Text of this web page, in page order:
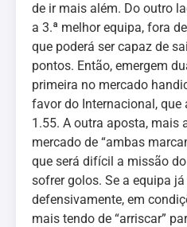
de ir mais além. Do outro
a 3.ª melhor equipa, fora
que poderá ser capaz de
pontos. Então, emergem
primeira no mercado
favor do Internacional,
1.55. A outra aposta, mais
mercado de “ambas
que será difícil a missão
sofrer golos. Se a equipa já
defensivamente, em
mais tendo de “arriscar”